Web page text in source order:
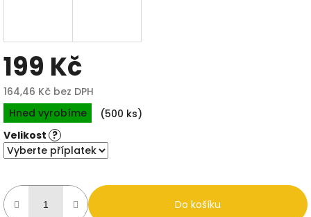
199 Kč
164,46 Kč bez DPH
Měrná
cena:
Hned vyrobíme
(500 ks)
Velikost ?
Do košíku